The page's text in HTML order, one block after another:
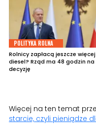
POLITYKA ROLNA
Rolnicy zapłacą jeszcze
diesel? Rząd ma 48 godzin na
decyzję
Więcej na ten temat
starcie, czyli pieniądze